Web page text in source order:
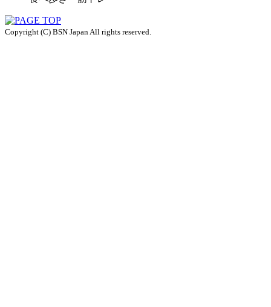
Copyright (C) BSN Japan All rights reserved.